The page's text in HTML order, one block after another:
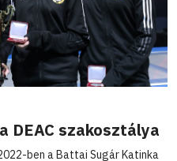
DEAC szakosztálya
ben a Battai Sugár Katinka